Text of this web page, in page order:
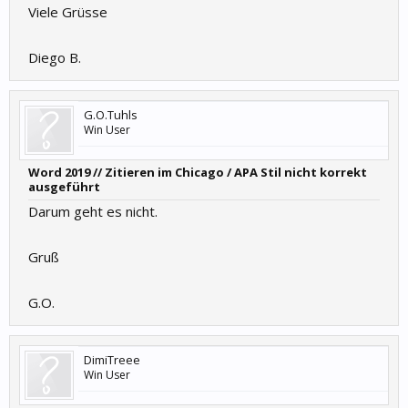
Viele Grüsse
Diego B.
G.O.Tuhls
Win User
Word 2019 // Zitieren im Chicago / APA Stil nicht korrekt
ausgeführt
Darum geht es nicht.
Gruß
G.O.
DimiTreee
Win User